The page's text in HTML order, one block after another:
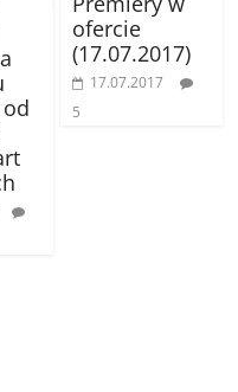
ofercie
(17.07.2017)
17.07.2017
5